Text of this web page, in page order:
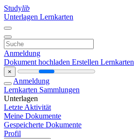
Studylib
Unterlagen Lernkarten
Anmeldung
Dokument hochladen Erstellen Lernkarten
×
Anmeldung
Lernkarten Sammlungen
Unterlagen
Letzte Aktivität
Meine Dokumente
Gespeicherte Dokumente
Profil